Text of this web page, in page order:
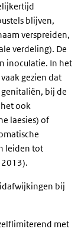
blijven,
verspreiden,
verdeling). De
inoculatie. In het
gezien dat
bij de
ook
laesies) of
leiden tot
bij
link)
met